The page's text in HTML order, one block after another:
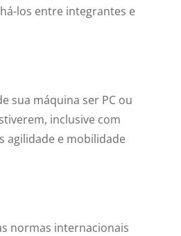
los entre integrantes e
sua máquina ser PC ou
inclusive com
agilidade e mobilidade
normas internacionais